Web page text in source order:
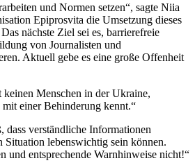
und Normen setzen“, sagte Niia
Epiprosvita die Umsetzung dieses
nächste Ziel sei es, barrierefreie
von Journalisten und
Aktuell gebe es eine große Offenheit
keinen Menschen in der Ukraine,
einer Behinderung kennt.“
dass verständliche Informationen
Situation lebenswichtig sein können.
und entsprechende Warnhinweise nicht!“